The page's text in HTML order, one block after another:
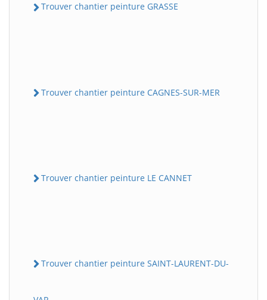
Trouver chantier peinture GRASSE
Trouver chantier peinture CAGNES-SUR-MER
Trouver chantier peinture LE CANNET
Trouver chantier peinture SAINT-LAURENT-DU-